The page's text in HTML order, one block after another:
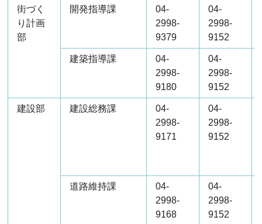
街づく
り計画
部
開発指導課
04-
2998-
9379
04-
2998-
9152
建築指導課
04-
2998-
9180
04-
2998-
9152
建設部 建設総務課
04-
2998-
9171
04-
2998-
9152
道路維持課
04-
2998-
9168
04-
2998-
9152